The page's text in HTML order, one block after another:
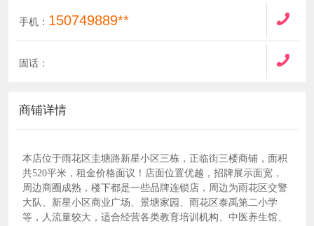
手机： 150749889**
固话：
商铺详情
本店位于雨花区圭塘路新星小区三栋，正临街三楼商铺，面积
共520平米，租金价格面议！店面位置优越，招牌展示面宽，
周边商圈成熟，楼下都是一些品牌连锁店，周边为雨花区交警
大队、新星小区商业广场、景塘家园、雨花区泰禹第二小学
等，人流量较大，适合经营各类教育培训机构、中医养生馆、